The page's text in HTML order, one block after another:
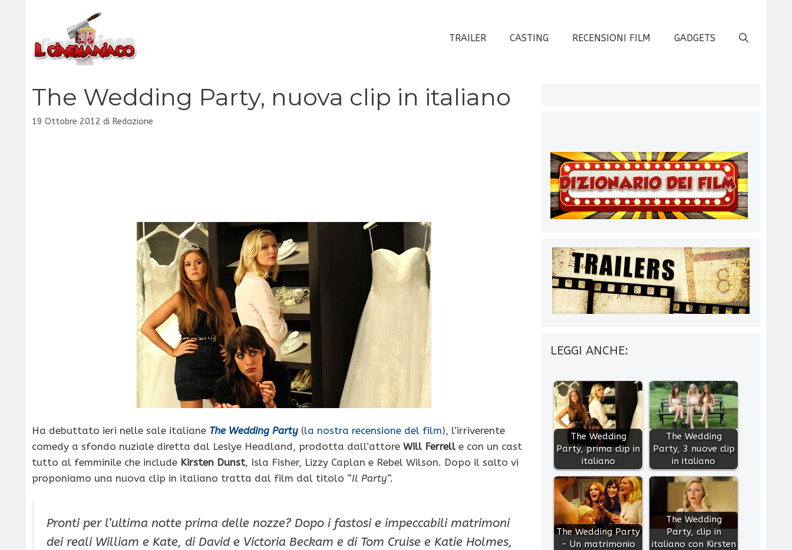
contenuto
TRAILER CASTING RECENSIONI FILM GADGETS
The Wedding Party, nuova clip in italiano
19 Ottobre 2012 di Redazione
Ha debuttato ieri nelle sale italiane The Wedding Party (la nostra recensione del film), l’irriverente
comedy a sfondo nuziale diretta dal Leslye Headland, prodotta dall’attore Will Ferrell e con un cast
tutto al femminile che include Kirsten Dunst, Isla Fisher, Lizzy Caplan e Rebel Wilson. Dopo il salto vi
proponiamo una nuova clip in italiano tratta dal film dal titolo “Il Party“.
Pronti per l’ultima notte prima delle nozze? Dopo i fastosi e impeccabili matrimoni
dei reali William e Kate, di David e Victoria Beckam e di Tom Cruise e Katie Holmes,
LEGGI ANCHE:
The Wedding
Party, prima clip in
italiano
The Wedding
Party, 3 nuove clip
in italiano
The Wedding Party
- Un matrimonio
The Wedding
Party, clip in
italiano con Kirsten